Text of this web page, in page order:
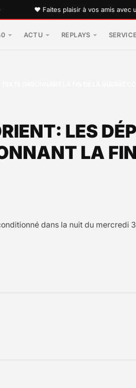
♥ Faites plaisir à vos amis avec une
ACTU REPLAYS
LES
LA
dans la nuit du